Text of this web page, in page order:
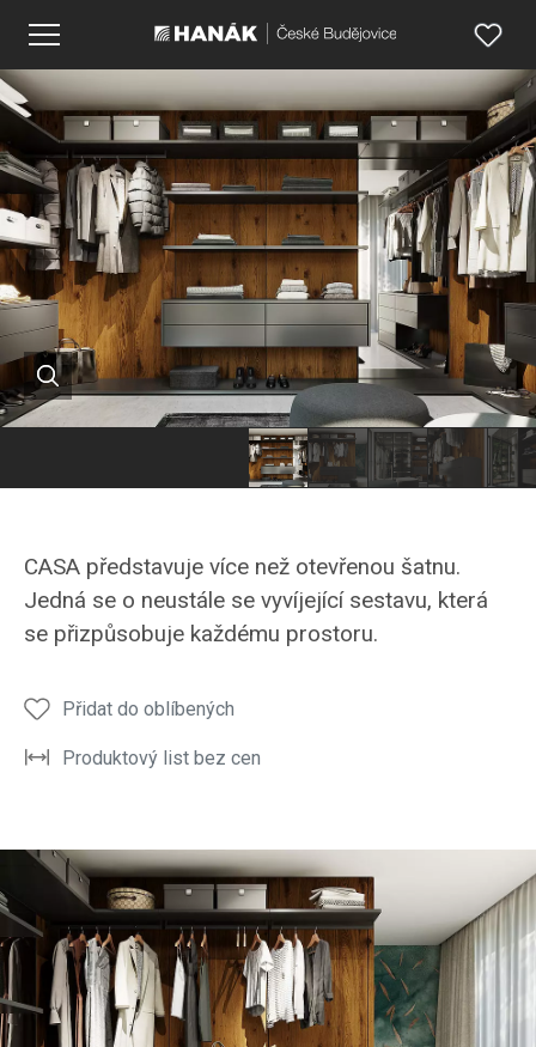
CASA představuje více než otevřenou šatnu.
Jedná se o neustále se vyvíjející sestavu, která
se přizpůsobuje každému prostoru.
Přidat do oblíbených
Produktový list bez cen